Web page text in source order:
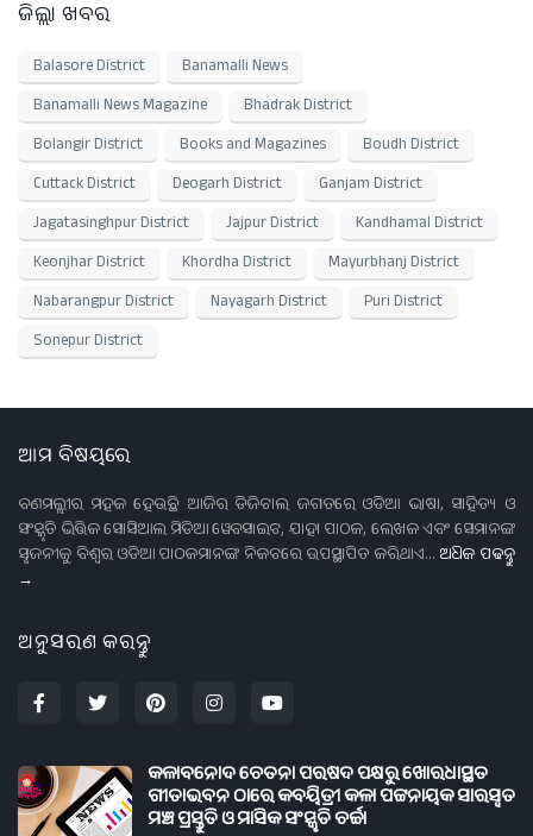
ଜିଲ୍ଲା ଖବର
Balasore District
Banamalli News
Banamalli News Magazine
Bhadrak District
Bolangir District
Books and Magazines
Boudh District
Cuttack District
Deogarh District
Ganjam District
Jagatasinghpur District
Jajpur District
Kandhamal District
Keonjhar District
Khordha District
Mayurbhanj District
Nabarangpur District
Nayagarh District
Puri District
Sonepur District
ଆମ ବିଷୟରେ
ବଣମଲ୍ଲୀର ମହକ ହେଉଛି ଆଜିର ଡିଜିଟାଲ ଜଗତରେ ଓଡିଆ ଭାଷା, ସାହିତ୍ୟ ଓ
ସଂସ୍କୃତି ଭିତ୍ତିକ ସୋସିଆଲ ମିଡିଆ ୱେବସାଇଟ, ଯାହା ପାଠକ, ଲେଖକ ଏବଂ ସେମାନଙ୍କ
ସୃଜନୀକୁ ବିଶ୍ଵର ଓଡିଆ ପାଠକମାନଙ୍କ ନିକଟରେ ଉପସ୍ଥାପିତ କରିଥାଏ... ଅଧିକ ପଢନ୍ତୁ
→
ଅନୁସରଣ କରନ୍ତୁ
କଳାବିନୋଦ ଚେତନା ପରିଷଦ ପକ୍ଷରୁ ଖୋରଧାସ୍ଥିତ
ଗୀତାଭବନ ଠାରେ କବୟିତ୍ରୀ କଳା ପଟ୍ଟନାୟକ ସାରସ୍ଵତ
ମଞ୍ଚ ପ୍ରସ୍ତୁତି ଓ ମାସିକ ସଂସ୍କୃତି ଚର୍ଚ୍ଚା